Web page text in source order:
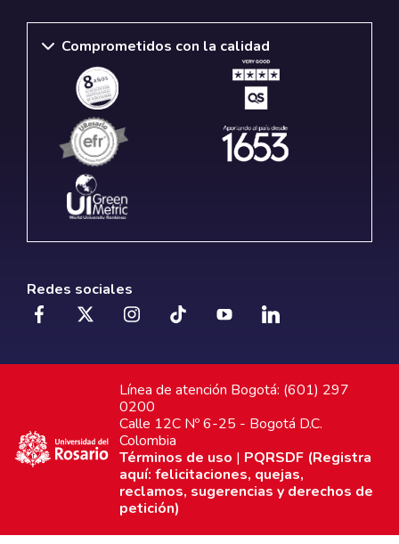
Comprometidos con la calidad
Redes sociales
Línea de atención Bogotá: (601) 297
0200
Calle 12C Nº 6-25 - Bogotá D.C.
Colombia
Términos de uso | PQRSDF (Registra
aquí: felicitaciones, quejas,
reclamos, sugerencias y derechos de
petición)